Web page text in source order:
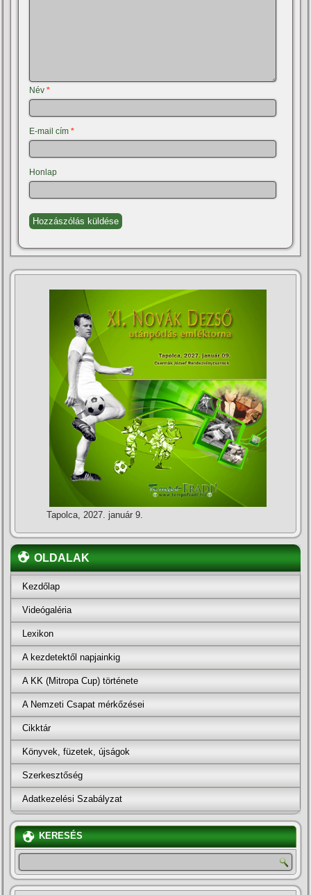
Név*
E-mail cím*
Honlap
Tapolca, 2027. január 9.
OLDALAK
Kezdőlap
Videógaléria
Lexikon
A kezdetektől napjainkig
A KK (Mitropa Cup) története
A Nemzeti Csapat mérkőzései
Cikktár
Könyvek, füzetek, újságok
Szerkesztőség
Adatkezelési Szabályzat
KERESÉS